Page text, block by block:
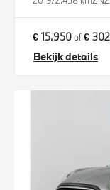
€ 15.950of€ 302
Bekijk details